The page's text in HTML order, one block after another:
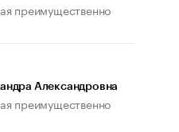
иначе». Как живет глава
что рассказал Маск в
преимущественно
Александровна
преимущественно